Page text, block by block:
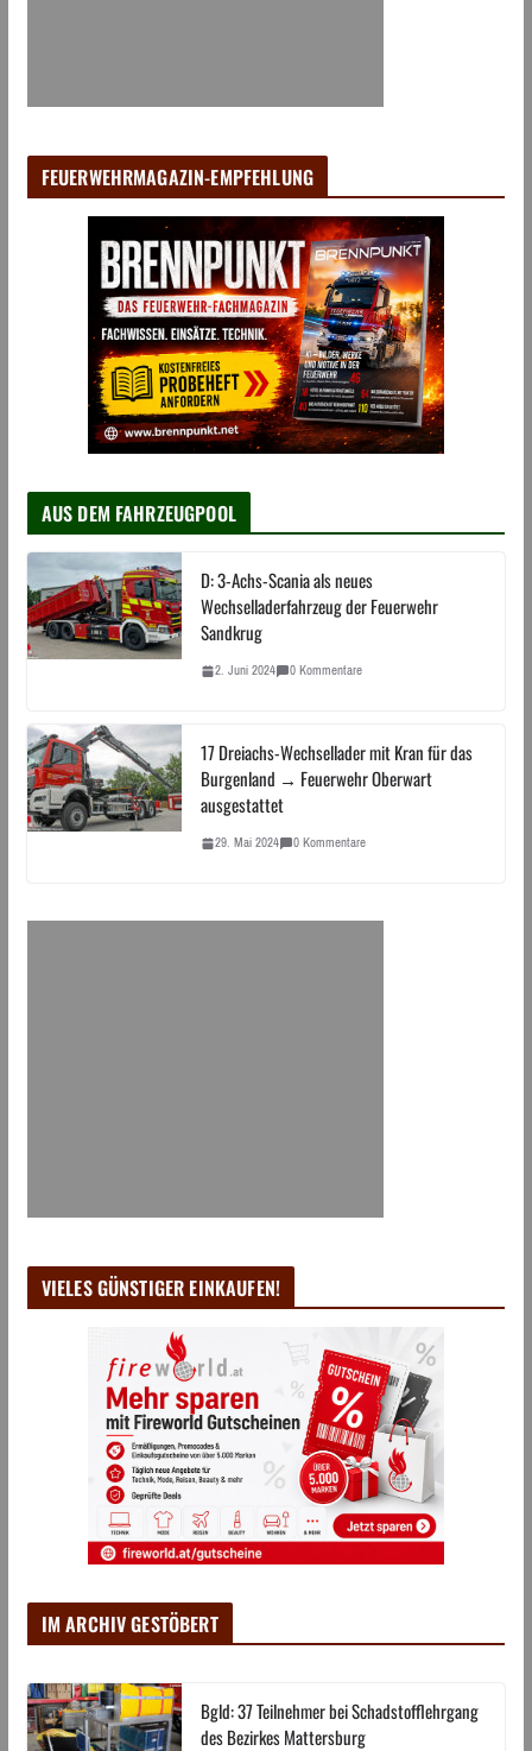
FEUERWEHRMAGAZIN-EMPFEHLUNG
AUS DEM FAHRZEUGPOOL
D: 3-Achs-Scania als neues
Wechselladerfahrzeug der Feuerwehr
Sandkrug
2. Juni 2024 0 Kommentare
17 Dreiachs-Wechsellader mit Kran für das
Burgenland → Feuerwehr Oberwart
ausgestattet
29. Mai 2024 0 Kommentare
VIELES GÜNSTIGER EINKAUFEN!
IM ARCHIV GESTÖBERT
Bgld: 37 Teilnehmer bei Schadstofflehrgang
des Bezirkes Mattersburg